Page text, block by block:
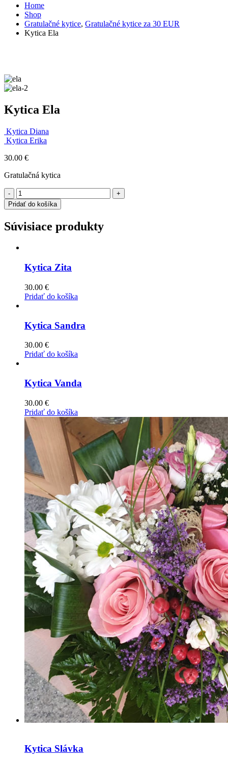
Home
Shop
Gratulačné kytice, Gratulačné kytice za 30 EUR
Kytica Ela
Kytica Ela
Kytica Diana
Kytica Erika
30.00 €
Gratulačná kytica
-
+
Pridať do košíka
Súvisiace produkty
Kytica Zita
30.00 €
Pridať do košíka
Kytica Sandra
30.00 €
Pridať do košíka
Kytica Vanda
30.00 €
Pridať do košíka
Kytica Slávka